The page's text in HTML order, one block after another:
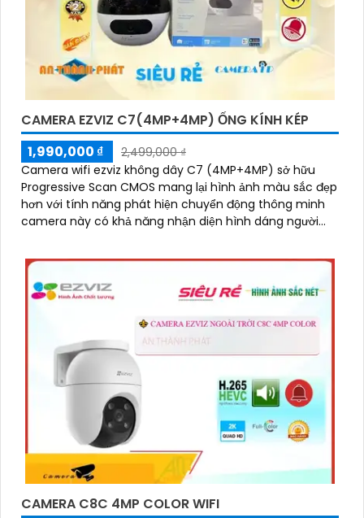
CAMERA EZVIZ C7(4MP+4MP) ỐNG KÍNH KÉP
1,990,000 ₫
2,499,000 ₫
Camera wifi ezviz không dây C7 (4MP+4MP) sở hữu
Progressive Scan CMOS mang lại hình ảnh màu sắc đẹp
hơn với tính năng phát hiện chuyển động thông minh
camera này có khả năng nhận diện hình dáng người
và loa màu sắc sáng đẹp 8.0 MP giúp phân biệt người
một cách chính xác công nghệ xử lý hình ảnh thiếu
sáng cùng hồng ngoại Smart IR ban đêm mang lại chất
lượng ảnh rõ nét và sắc sảo
CAMERA C8C 4MP COLOR WIFI